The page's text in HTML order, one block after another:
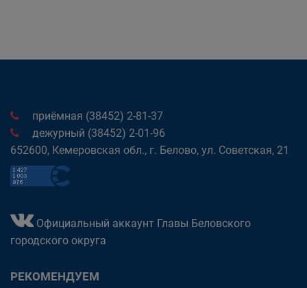
приёмная (38452) 2-81-37
дежурный (38452) 2-01-96
652600, Кемеровская обл., г. Белово, ул. Советская, 21
Официальный аккаунт Главы Беловского
городского округа
РЕКОМЕНДУЕМ